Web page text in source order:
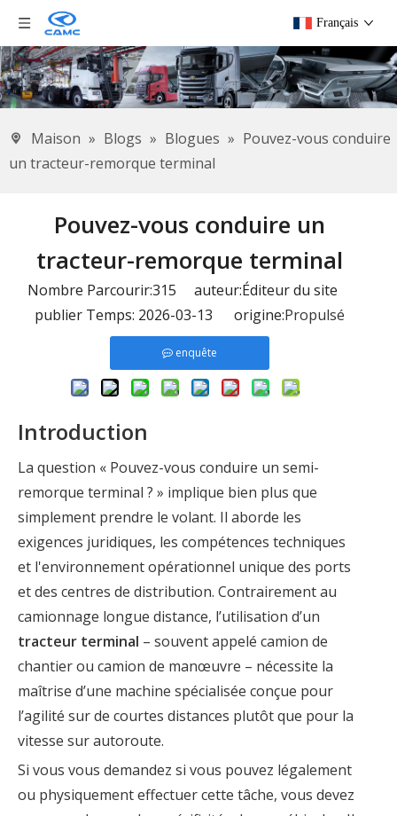
Français
Maison » Blogs » Blogues » Pouvez-vous conduire
un tracteur-remorque terminal
Pouvez-vous conduire un
tracteur-remorque terminal
Nombre Parcourir:315 auteur:Éditeur du site
publier Temps: 2026-03-13 origine:Propulsé
enquête
Introduction
La question « Pouvez-vous conduire un semi-
remorque terminal ? » implique bien plus que
simplement prendre le volant. Il aborde les
exigences juridiques, les compétences techniques
et l'environnement opérationnel unique des ports
et des centres de distribution. Contrairement au
camionnage longue distance, l’utilisation d’un
tracteur terminal – souvent appelé camion de
chantier ou camion de manœuvre – nécessite la
maîtrise d’une machine spécialisée conçue pour
l’agilité sur de courtes distances plutôt que pour la
vitesse sur autoroute.
Si vous vous demandez si vous pouvez légalement
ou physiquement effectuer cette tâche, vous devez